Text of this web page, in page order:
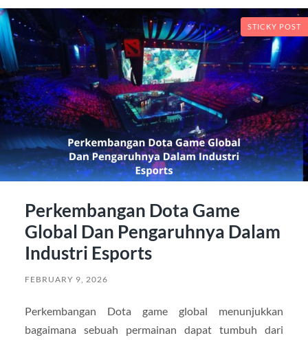
STICKY POST
Perkembangan Dota Game
Global Dan Pengaruhnya Dalam
Industri Esports
FEBRUARY 9, 2026
Perkembangan Dota game global menunjukkan
bagaimana sebuah permainan dapat tumbuh dari